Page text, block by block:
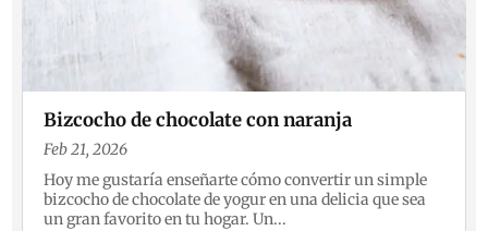
Bizcocho de chocolate con naranja
Feb 21, 2026
Hoy me gustaría enseñarte cómo convertir un simple
bizcocho de chocolate de yogur en una delicia que sea
un gran favorito en tu hogar. Un...